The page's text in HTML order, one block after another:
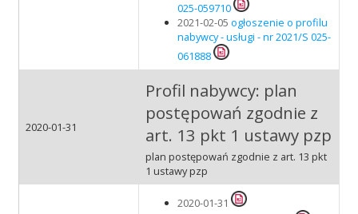
025-059710
2021-02-05 ogłoszenie o profilu
nabywcy - usługi - nr 2021/S 025-
061888
2020-01-31
Profil nabywcy: plan
postępowań zgodnie z
art. 13 pkt 1 ustawy pzp
plan postępowań zgodnie z art. 13 pkt
1 ustawy pzp
2020-01-31